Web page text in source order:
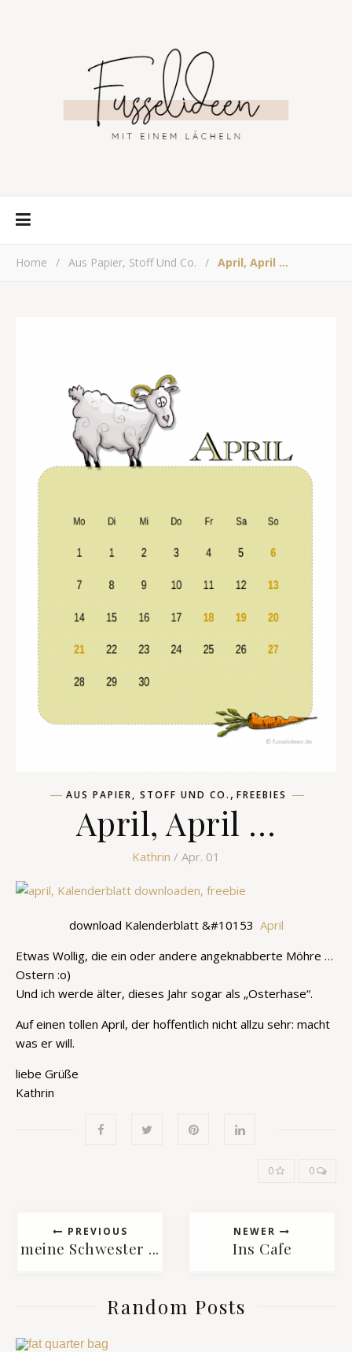
Home / Aus Papier, Stoff Und Co. / April, April …
AUS PAPIER, STOFF UND CO. , FREEBIES
April, April …
Kathrin / Apr. 01
download Kalenderblatt &#10153 April
Etwas Wollig, die ein oder andere angeknabberte Möhre …
Ostern :o)
Und ich werde älter, dieses Jahr sogar als „Osterhase“.
Auf einen tollen April, der hoffentlich nicht allzu sehr: macht
was er will.
liebe Grüße
Kathrin
0 0
PREVIOUS
meine Schwester ...
NEWER
Ins Cafe
Random Posts